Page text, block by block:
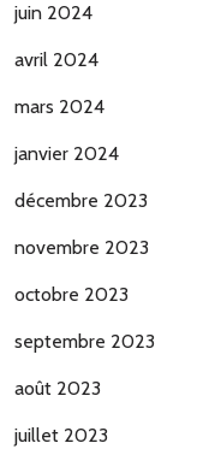
juin 2024
avril 2024
mars 2024
janvier 2024
décembre 2023
novembre 2023
octobre 2023
septembre 2023
août 2023
juillet 2023